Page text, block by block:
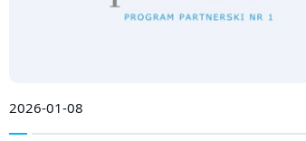
2026-01-08